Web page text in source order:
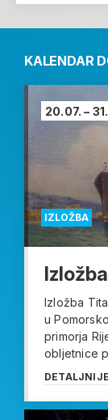
KALENDAR
IZLOŽBA
20.07. –
Izložba
u
primorja
obljetnice
DETALJNIJE